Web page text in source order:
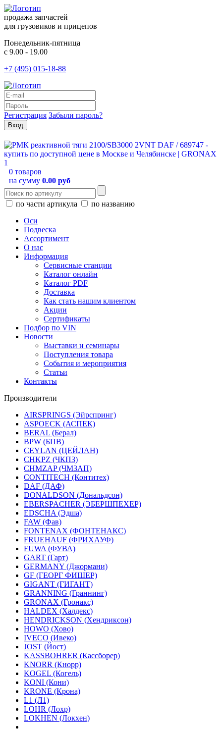
продажа запчастей
для грузовиков и прицепов
Понедельник-пятница
с 9.00 - 19.00
+7 (495) 015-18-88
Регистрация Забыли пароль?
0 товаров
на сумму 0.00 руб
по части артикула
по названию
Оси
Подвеска
Ассортимент
О нас
Информация
Сервисные станции
Каталог онлайн
Каталог PDF
Доставка
Как стать нашим клиентом
Акции
Сертификаты
Подбор по VIN
Новости
Выставки и семинары
Поступления товара
События и мероприятия
Статьи
Контакты
Производители
AIRSPRINGS (Эйрспринг)
ASPOECK (АСПЕК)
BERAL (Берал)
BPW (БПВ)
CEYLAN (ЦЕЙЛАН)
CHKPZ (ЧКПЗ)
CHMZAP (ЧМЗАП)
CONTITECH (Контитех)
DAF (ДАФ)
DONALDSON (Дональдсон)
EBERSPACHER (ЭБЕРШПЕХЕР)
EDSCHA (Эдша)
FAW (Фав)
FONTENAX (ФОНТЕНАКС)
FRUEHAUF (ФРИХАУФ)
FUWA (ФУВА)
GART (Гарт)
GERMANY (Джормани)
GF (ГЕОРГ ФИШЕР)
GIGANT (ГИГАНТ)
GRANNING (Граннинг)
GRONAX (Гронакс)
HALDEX (Халдекс)
HENDRICKSON (Хендриксон)
HOWO (Хово)
IVECO (Ивеко)
JOST (Йост)
KASSBOHRER (Касcборер)
KNORR (Кнорр)
KOGEL (Когель)
KONI (Кони)
KRONE (Крона)
L1 (Л1)
LOHR (Лохр)
LOKHEN (Локхен)